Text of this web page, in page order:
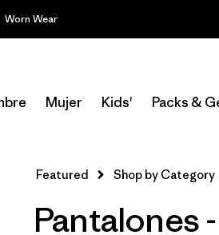
Worn Wear
Mujer Kids' Packs &
Featured Shop by Category
Pantalones